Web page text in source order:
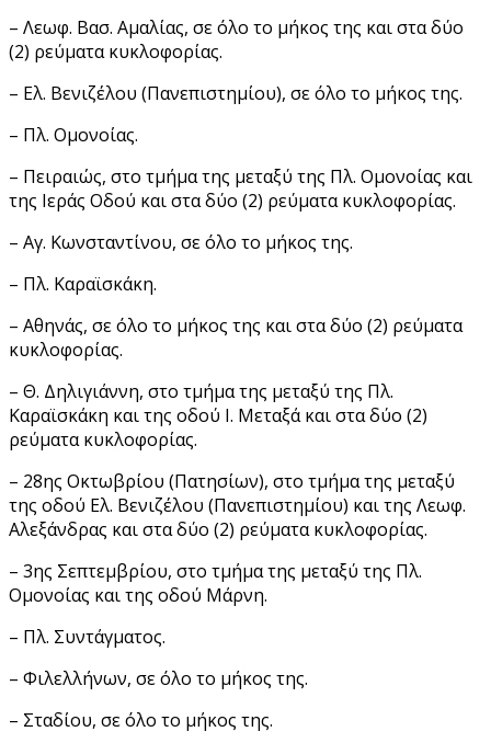
– Λεωφ. Βασ. Αμαλίας, σε όλο το μήκος της και στα δύο
(2) ρεύματα κυκλοφορίας.
– Ελ. Βενιζέλου (Πανεπιστημίου), σε όλο το μήκος της.
– Πλ. Ομονοίας.
– Πειραιώς, στο τμήμα της μεταξύ της Πλ. Ομονοίας και
της Ιεράς Οδού και στα δύο (2) ρεύματα κυκλοφορίας.
– Αγ. Κωνσταντίνου, σε όλο το μήκος της.
– Πλ. Καραϊσκάκη.
– Αθηνάς, σε όλο το μήκος της και στα δύο (2) ρεύματα
κυκλοφορίας.
– Θ. Δηλιγιάννη, στο τμήμα της μεταξύ της Πλ.
Καραϊσκάκη και της οδού Ι. Μεταξά και στα δύο (2)
ρεύματα κυκλοφορίας.
– 28ης Οκτωβρίου (Πατησίων), στο τμήμα της μεταξύ
της οδού Ελ. Βενιζέλου (Πανεπιστημίου) και της Λεωφ.
Αλεξάνδρας και στα δύο (2) ρεύματα κυκλοφορίας.
– 3ης Σεπτεμβρίου, στο τμήμα της μεταξύ της Πλ.
Ομονοίας και της οδού Μάρνη.
– Πλ. Συντάγματος.
– Φιλελλήνων, σε όλο το μήκος της.
– Σταδίου, σε όλο το μήκος της.